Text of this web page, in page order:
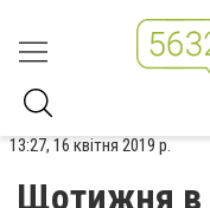
13:27, 16 квітня 2019 р.
Щотижня в